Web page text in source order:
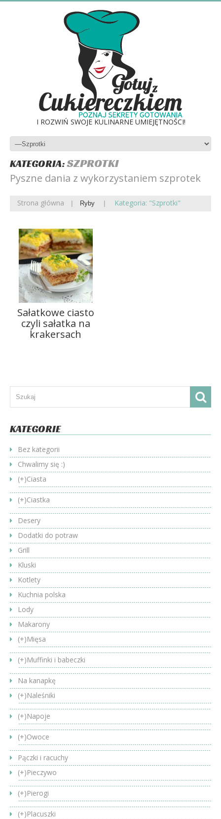
I ROZWIŃ SWOJE KULINARNE UMIEJĘTNOŚCI!
KATEGORIA:SZPROTKI
Pyszne dania z wykorzystaniem szprotek
Strona główna Ryby Kategoria: "Szprotki"
Sałatkowe ciasto
czyli sałatka na
krakersach
KATEGORIE
Bez kategorii
Chwalimy się :)
(+)Ciasta
(+)Ciastka
Desery
Dodatki do potraw
Grill
Kluski
Kotlety
Kuchnia polska
Lody
Makarony
(+)Mięsa
(+)Muffinki i babeczki
Na kanapkę
(+)Naleśniki
(+)Napoje
(+)Owoce
Pączki i racuchy
(+)Pieczywo
(+)Pierogi
(+)Placuszki